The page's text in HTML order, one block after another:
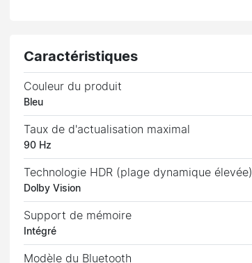
Caractéristiques
Couleur du produit
Bleu
Taux de d'actualisation maximal
90 Hz
Technologie HDR (plage dynamique élevée)
Dolby Vision
Support de mémoire
Intégré
Modèle du Bluetooth